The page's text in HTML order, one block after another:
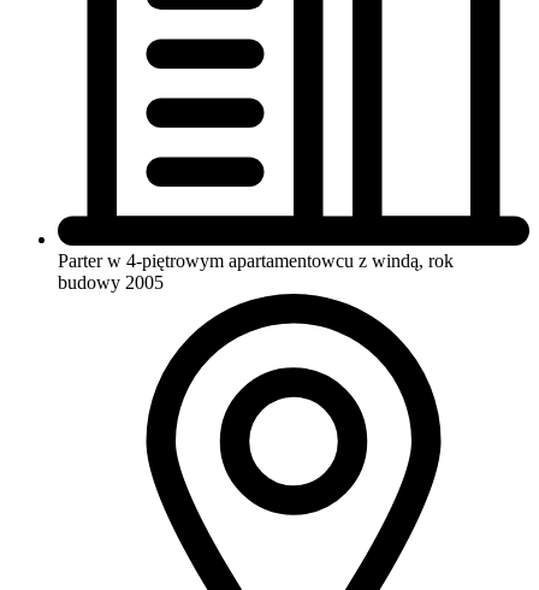
Parter w 4-piętrowym apartamentowcu z windą, rok
budowy 2005